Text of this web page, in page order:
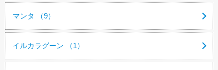
マンタ （9）
イルカラグーン （1）